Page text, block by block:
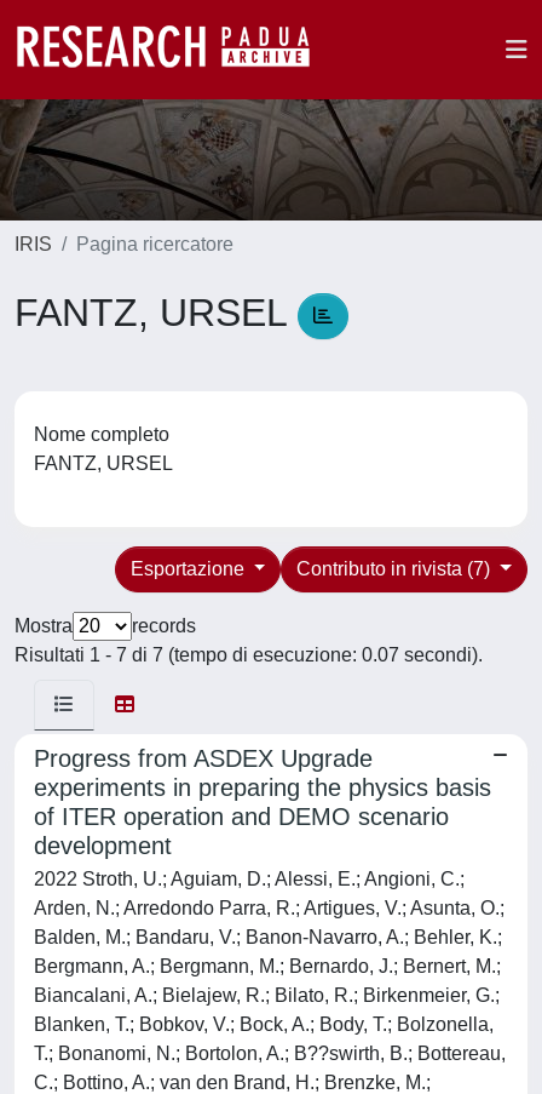
IRIS Pagina ricercatore
FANTZ, URSEL
Nome completo
FANTZ, URSEL
Contributo in rivista (7)
Esportazione
Mostra
records
Risultati 1 - 7 di 7 (tempo di esecuzione: 0.07 secondi).
Progress from ASDEX Upgrade
experiments in preparing the physics basis
of ITER operation and DEMO scenario
development
2022 Stroth, U.; Aguiam, D.; Alessi, E.; Angioni, C.;
Arden, N.; Arredondo Parra, R.; Artigues, V.; Asunta, O.;
Balden, M.; Bandaru, V.; Banon-Navarro, A.; Behler, K.;
Bergmann, A.; Bergmann, M.; Bernardo, J.; Bernert, M.;
Biancalani, A.; Bielajew, R.; Bilato, R.; Birkenmeier, G.;
Blanken, T.; Bobkov, V.; Bock, A.; Body, T.; Bolzonella,
T.; Bonanomi, N.; Bortolon, A.; B??swirth, B.; Bottereau,
C.; Bottino, A.; van den Brand, H.; Brenzke, M.;